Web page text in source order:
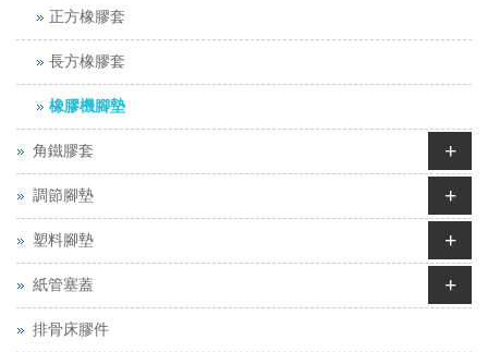
正方橡膠套
長方橡膠套
橡膠機腳墊
角鐵膠套 +
調節腳墊 +
塑料腳墊 +
紙管塞蓋 +
排骨床膠件